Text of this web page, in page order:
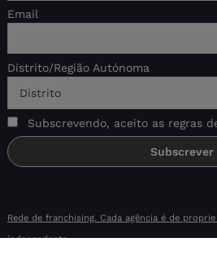
Email
Distrito/Região Autónoma
Subscrevendo, aceito as regras
Rede de franchising. Cada agência é de
independente.